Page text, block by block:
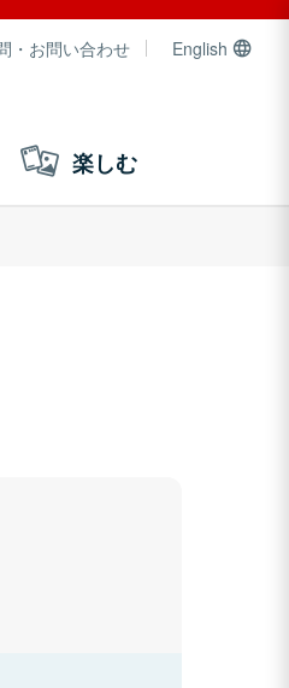
・お問い合わせ English
楽しむ